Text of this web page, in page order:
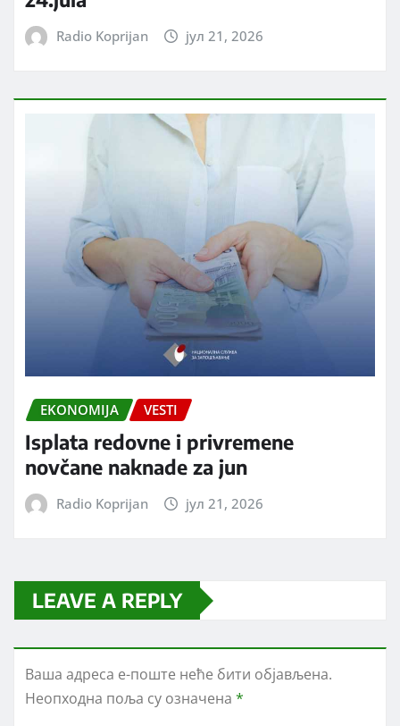
Radio Koprijan јул 21, 2026
EKONOMIJA VESTI
Isplata redovne i privremene
novčane naknade za jun
Radio Koprijan јул 21, 2026
LEAVE A REPLY
Ваша адреса е-поште неће бити објављена.
Неопходна поља су означена *